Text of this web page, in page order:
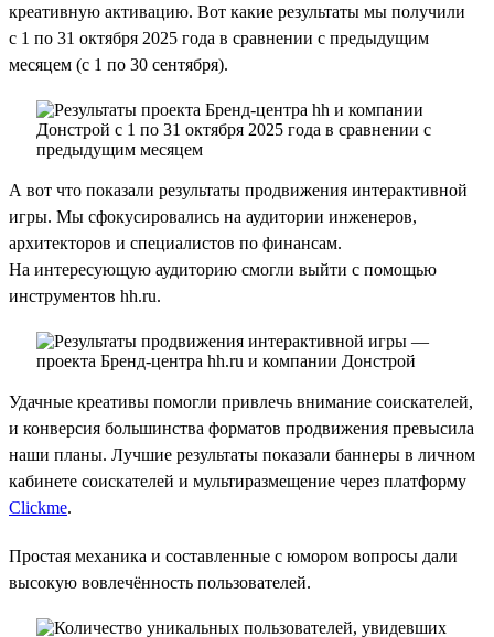
креативную активацию. Вот какие результаты мы получили
с 1 по 31 октября 2025 года в сравнении с предыдущим
месяцем (с 1 по 30 сентября).
А вот что показали результаты продвижения интерактивной
игры. Мы сфокусировались на аудитории инженеров,
архитекторов и специалистов по финансам.
На интересующую аудиторию смогли выйти с помощью
инструментов hh.ru.
Удачные креативы помогли привлечь внимание соискателей,
и конверсия большинства форматов продвижения превысила
наши планы. Лучшие результаты показали баннеры в личном
кабинете соискателей и мультиразмещение через платформу
Clickme.
Простая механика и составленные с юмором вопросы дали
высокую вовлечённость пользователей.